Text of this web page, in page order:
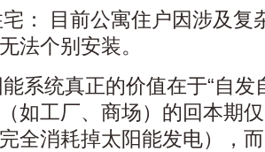
： 目前公寓住户因涉及复
法个别安装。
系统真正的价值在于“自发
如工厂、商场）的回本期
全消耗掉太阳能发电），